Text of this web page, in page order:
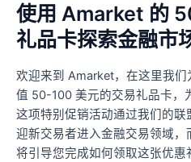
使用 Amarket 的
礼品卡探索金融市
欢迎来到 Amarket，在这里我
值 50-100 美元的交易礼品卡，
这项特别促销活动通过我们的
迎新交易者进入金融交易领域
将引导您完成如何领取这张优